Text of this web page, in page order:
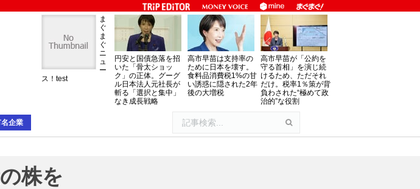
ま
ぐ
ま
ぐ
ニ
ュ
ー
ス！test
円安と国債急落を招
いた「骨太ショッ
ク」の正体。グーグ
ル日本法人元社長が
斬る「選択と集中」
なき成長戦略
高市早苗は支持率の
ために日本を壊す。
食料品消費税1%の甘
い誘惑に隠された2年
後の大増税
高市早苗が「公約を
守る首相」を演じ続
けるため、ただそれ
だけ。税率1％策が背
負わされた“極めて政
治的”な役割
企業
株を